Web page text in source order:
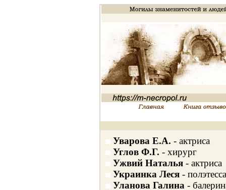
Уварова Е.А. - актриса
Углов Ф.Г. - хирург
Ужвий Наталья - актриса
Украинка Леся -
Уланова Галина -